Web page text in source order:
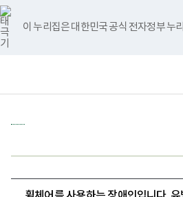
바
로
가
기
메
이 누리집은 대한민국 공식 전자정부 누
너
비
767px
이
하
복
부
국
메
홈
유
튜
브
블
로
그
인
스
타
그
램
페
이
스
북